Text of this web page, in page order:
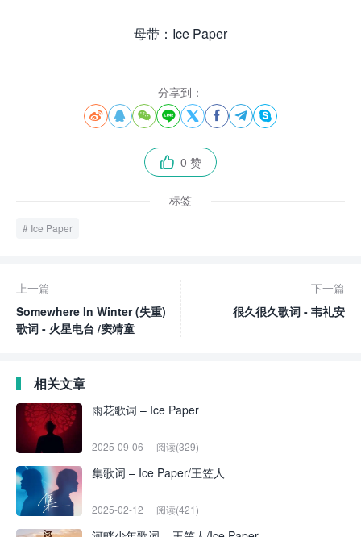
母带：Ice Paper
分享到：
       
 0 赞
标签
Ice Paper
上一篇
Somewhere In Winter (失重)
歌词 - 火星电台 /窦靖童
下一篇
很久很久歌词 - 韦礼安
相关文章
雨花歌词 – Ice Paper
2025-09-06 阅读(329)
集歌词 – Ice Paper/王笠人
2025-02-12 阅读(421)